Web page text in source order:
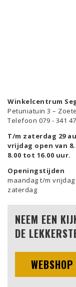
Winkelcentrum
Petuniatuin 3 –
Telefoon 079 - 341
T/m zaterdag 29
vrijdag open van
8.00 tot 16.00 uur.
Openingstijden
maandag t/m vrijdag
zaterdag
NEEM EEN
DE
WEBSHOP